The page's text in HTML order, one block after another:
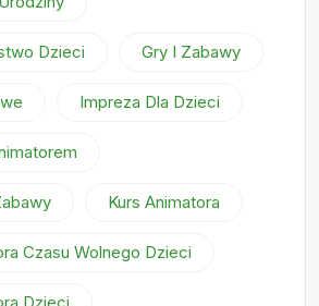
Dzieci Gry I Zabawy
Impreza Dla Dzieci
Kurs Animatora
Czasu Wolnego Dzieci
Dzieci